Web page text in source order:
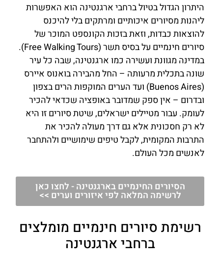
היתרון הגדול בטיול ברחבי ארגנטינה הוא האפשרות
ליהנות מסיורים איכותיים ומרתקים בלי להיכנס
להוצאות כבדות, וזאת בזכות הקונספט המוכר של
סיורים חינמיים על בסיס תשר (Free Walking Tours).
במדינה מגוונת ועשירה כמו ארגנטינה, שבה כל עיר
שונה בתכלית מרעותה – החל מהבירה בואנוס איירס
(Buenos Aires) ועד הערים המוקפות הרים בצפון
ובדרום – אין ספק שמדובר באופציה שכדאי להכיר
לעומק. עבור מטיילים ישראלים, שיטת סיורים זו היא
לא רק חסכונית אלא גם דרך מעולה להכיר את
התרבות המקומית, לקבל טיפים שימושיים ולהתחבר
לאנשים מכל העולם.
הסיורים החינמיים בארגנטינה - לחצו כאן
לרשימה המלאה לפי איזורים וערים >>
רשימת סיורים חינמיים מומלצים
ברחבי ארגנטינה